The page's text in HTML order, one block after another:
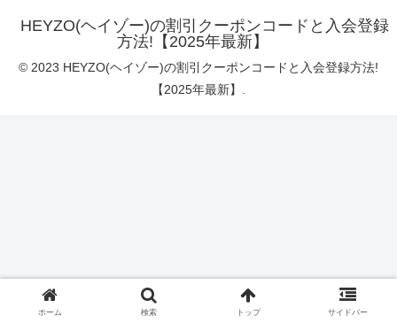
HEYZO(ヘイゾー)の割引クーポンコードと入会登録
方法!【2025年最新】
© 2023 HEYZO(ヘイゾー)の割引クーポンコードと入会登録方法!
【2025年最新】.
ホーム 検索 トップ サイドバー